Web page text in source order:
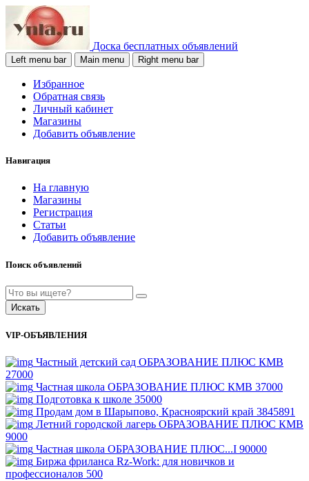
Доска бесплатных объявлений
Left menu bar Main menu Right menu bar
Избранное
Обратная связь
Личный кабинет
Магазины
Добавить объявление
Навигация
На главную
Магазины
Регистрация
Статьи
Добавить объявление
Поиск объявлений
Искать
VIP-ОБЪЯВЛЕНИЯ
Частный детский сад ОБРАЗОВАНИЕ ПЛЮС КМВ
27000
Частная школа ОБРАЗОВАНИЕ ПЛЮС КМВ 37000
Подготовка к школе 35000
Продам дом в Шарыпово, Красноярский край 3845891
Летний городской лагерь ОБРАЗОВАНИЕ ПЛЮС КМВ
9000
Частная школа ОБРАЗОВАНИЕ ПЛЮС...I 90000
Биржа фриланса Rz-Work: для новичков и
профессионалов 500